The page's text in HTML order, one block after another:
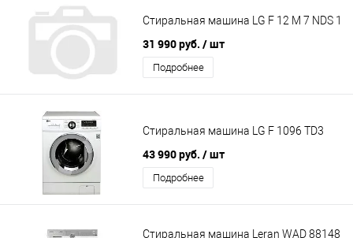
Стиральная машина LG F 12 M 7 NDS 1
31 990 руб. / шт
Подробнее
Стиральная машина LG F 1096 TD3
43 990 руб. / шт
Подробнее
Стиральная машина Leran WAD 88148